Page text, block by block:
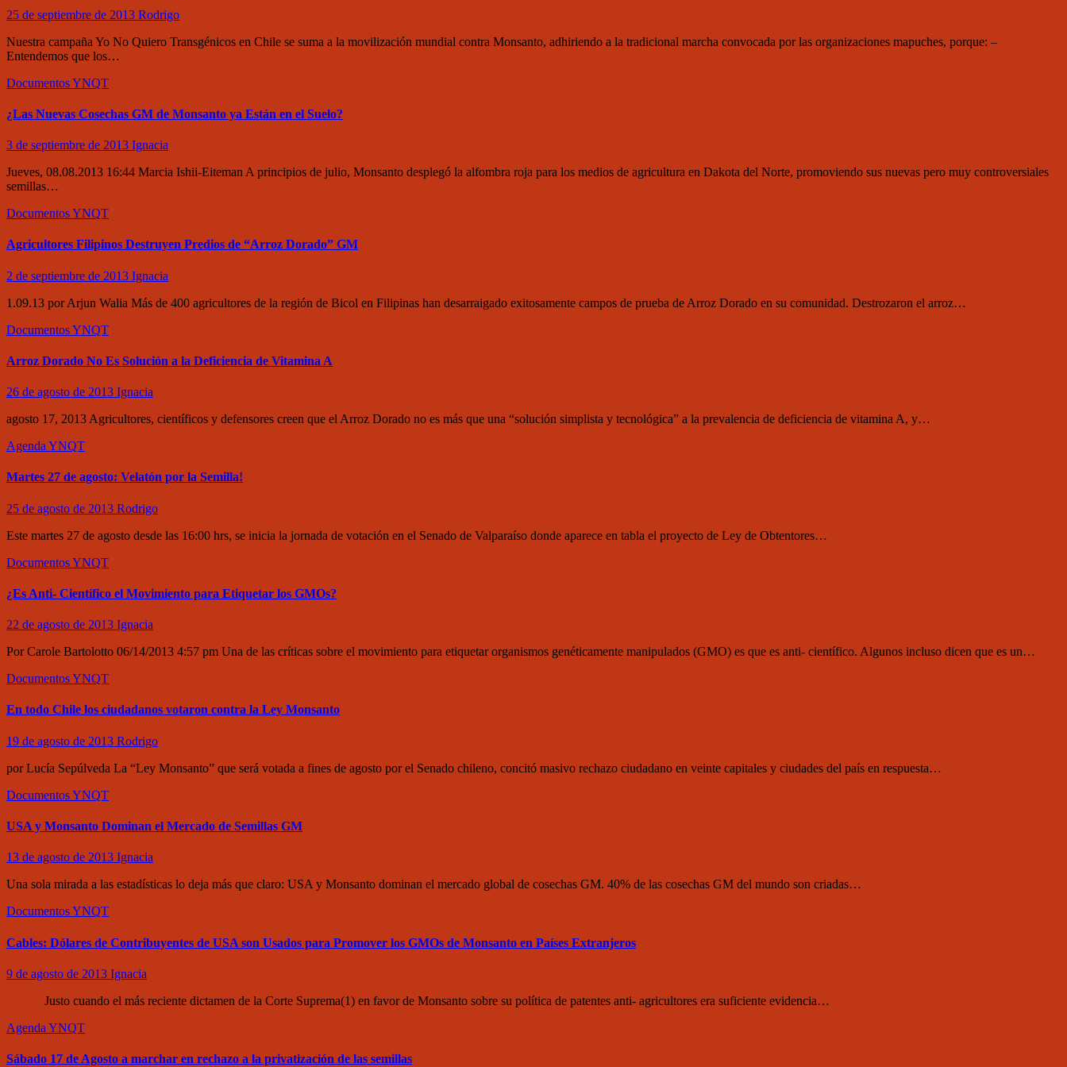
25 de septiembre de 2013 Rodrigo
Nuestra campaña Yo No Quiero Transgénicos en Chile se suma a la movilización mundial contra Monsanto, adhiriendo a la tradicional marcha convocada por las organizaciones mapuches, porque: –
Entendemos que los…
DocumentosYNQT
¿Las Nuevas Cosechas GM de Monsanto ya Están en el Suelo?
3 de septiembre de 2013 Ignacia
Jueves, 08.08.2013 16:44 Marcia Ishii-Eiteman A principios de julio, Monsanto desplegó la alfombra roja para los medios de agricultura en Dakota del Norte, promoviendo sus nuevas pero muy controversiales
semillas…
DocumentosYNQT
Agricultores Filipinos Destruyen Predios de “Arroz Dorado” GM
2 de septiembre de 2013 Ignacia
1.09.13 por Arjun Walia Más de 400 agricultores de la región de Bicol en Filipinas han desarraigado exitosamente campos de prueba de Arroz Dorado en su comunidad. Destrozaron el arroz…
DocumentosYNQT
Arroz Dorado No Es Solución a la Deficiencia de Vitamina A
26 de agosto de 2013 Ignacia
agosto 17, 2013 Agricultores, científicos y defensores creen que el Arroz Dorado no es más que una “solución simplista y tecnológica” a la prevalencia de deficiencia de vitamina A, y…
Agenda YNQT
Martes 27 de agosto: Velatón por la Semilla!
25 de agosto de 2013 Rodrigo
Este martes 27 de agosto desde las 16:00 hrs, se inicia la jornada de votación en el Senado de Valparaíso donde aparece en tabla el proyecto de Ley de Obtentores…
DocumentosYNQT
¿Es Anti- Científico el Movimiento para Etiquetar los GMOs?
22 de agosto de 2013 Ignacia
Por Carole Bartolotto 06/14/2013 4:57 pm Una de las críticas sobre el movimiento para etiquetar organismos genéticamente manipulados (GMO) es que es anti- científico. Algunos incluso dicen que es un…
DocumentosYNQT
En todo Chile los ciudadanos votaron contra la Ley Monsanto
19 de agosto de 2013 Rodrigo
por Lucía Sepúlveda La “Ley Monsanto” que será votada a fines de agosto por el Senado chileno, concitó masivo rechazo ciudadano en veinte capitales y ciudades del país en respuesta…
DocumentosYNQT
USA y Monsanto Dominan el Mercado de Semillas GM
13 de agosto de 2013 Ignacia
Una sola mirada a las estadísticas lo deja más que claro: USA y Monsanto dominan el mercado global de cosechas GM. 40% de las cosechas GM del mundo son criadas…
DocumentosYNQT
Cables: Dólares de Contribuyentes de USA son Usados para Promover los GMOs de Monsanto en Países Extranjeros
9 de agosto de 2013 Ignacia
Justo cuando el más reciente dictamen de la Corte Suprema(1) en favor de Monsanto sobre su política de patentes anti- agricultores era suficiente evidencia…
Agenda YNQT
Sábado 17 de Agosto a marchar en rechazo a la privatización de las semillas